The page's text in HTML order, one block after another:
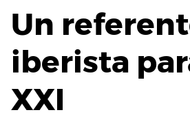
Un
iberista
XXI